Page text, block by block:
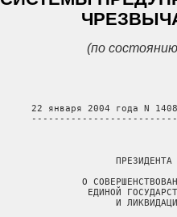
(по
   22 января 2004 года N 1408
ПРЕЗИДЕНТА
О
ЕДИНОЙ
И